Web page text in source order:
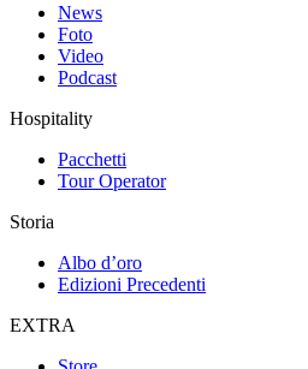
News
Foto
Video
Podcast
Hospitality
Pacchetti
Tour Operator
Storia
Albo d’oro
Edizioni Precedenti
EXTRA